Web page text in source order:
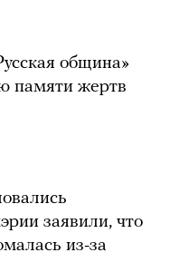
община»
памяти жертв
заявили, что
из-за